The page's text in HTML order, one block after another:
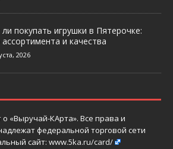
покупать игрушки в Пятерочке:
и качества
2026
«Выручай-КАрта». Все права и
федеральной торговой сети
сайт: www.5ka.ru/card/